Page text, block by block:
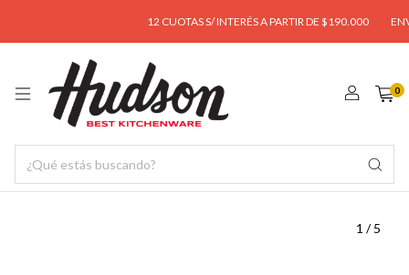
12 CUOTAS S/ INTERÉS A PARTIR DE $190.000
0
1 /5